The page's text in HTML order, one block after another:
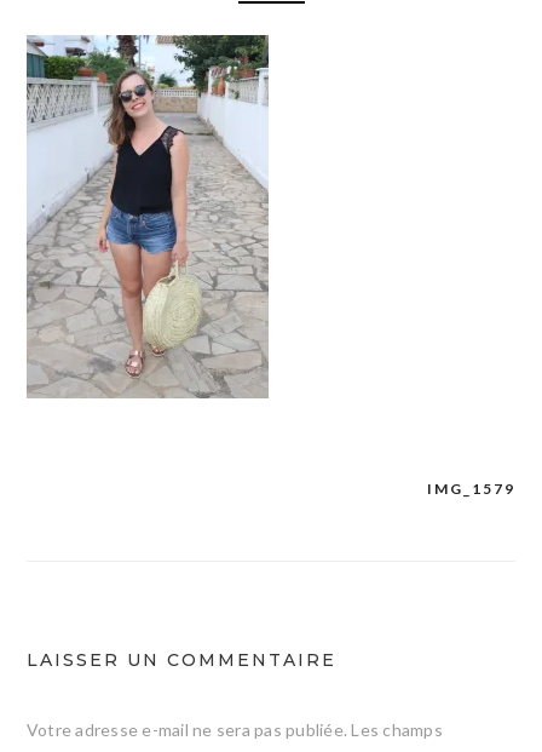
IMG_1579
LAISSER UN COMMENTAIRE
Votre adresse e-mail ne sera pas publiée. Les champs